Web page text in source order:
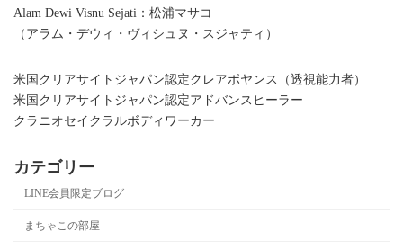
Alam Dewi Visnu Sejati：松浦マサコ
（アラム・デウィ・ヴィシュヌ・スジャティ）
米国クリアサイトジャパン認定クレアボヤンス（透視能力者）
米国クリアサイトジャパン認定アドバンスヒーラー
クラニオセイクラルボディワーカー
カテゴリー
LINE会員限定ブログ
まちゃこの部屋